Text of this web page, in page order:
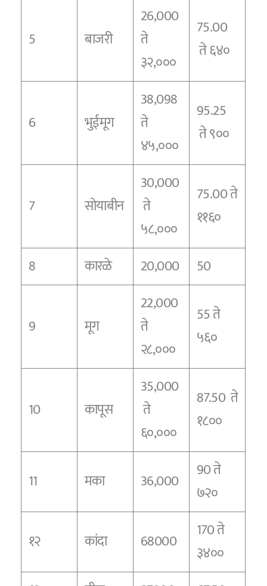
5 बाजरी
26,000
ते
३२,०००
75.00
ते ६४०
6 भुईमूग
38,098
ते
४५,०००
95.25
ते ९००
7 सोयाबीन
30,000
ते
५८,०००
75.00 ते
११६०
8 कारळे 20,000 50
9 मूग
22,000
ते
२८,०००
55 ते
५६०
10 कापूस
35,000
ते
६०,०००
87.50 ते
१८००
11 मका 36,000
90 ते
७२०
१२ कांदा 68000
170 ते
३४००